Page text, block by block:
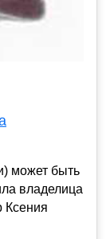
может быть
владелица
Ксения